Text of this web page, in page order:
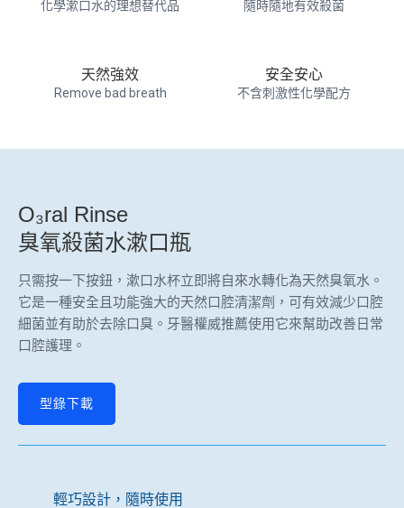
化學漱口水的理想替代品 隨時隨地有效殺菌
天然強效
Remove bad breath
安全安心
不含刺激性化學配方
O₃ral Rinse
臭氧殺菌水漱口瓶
只需按一下按鈕，漱口水杯立即將自來水轉化為天然臭氧水。
它是一種安全且功能強大的天然口腔清潔劑，可有效減少口腔
細菌並有助於去除口臭。牙醫權威推薦使用它來幫助改善日常
口腔護理。
型錄下載
輕巧設計，隨時使用